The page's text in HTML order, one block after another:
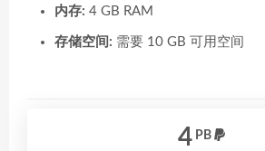
内存: 4 GB RAM
存储空间: 需要 10 GB 可用空间
4 PB